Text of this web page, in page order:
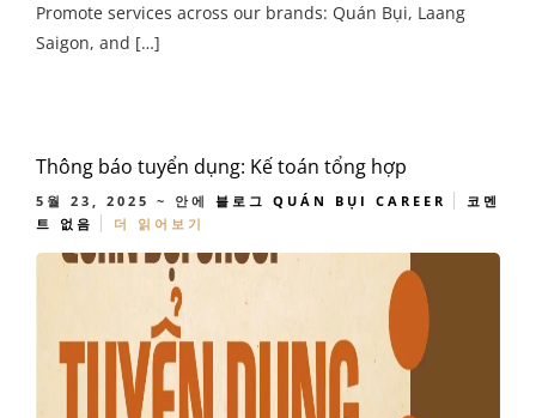
Promote services across our brands: Quán Bụi, Laang
Saigon, and […]
Thông báo tuyển dụng: Kế toán tổng hợp
5월 23, 2025 ~ 안에 블로그 QUÁN BỤI CAREER
코멘
트 없음
더 읽어보기